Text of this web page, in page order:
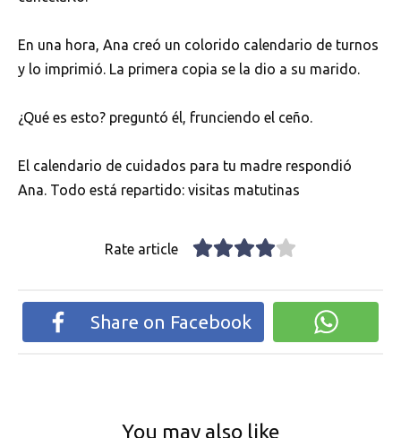
En una hora, Ana creó un colorido calendario de turnos
y lo imprimió. La primera copia se la dio a su marido.
¿Qué es esto? preguntó él, frunciendo el ceño.
El calendario de cuidados para tu madre respondió
Ana. Todo está repartido: visitas matutinas
Rate article
Share on Facebook
You may also like